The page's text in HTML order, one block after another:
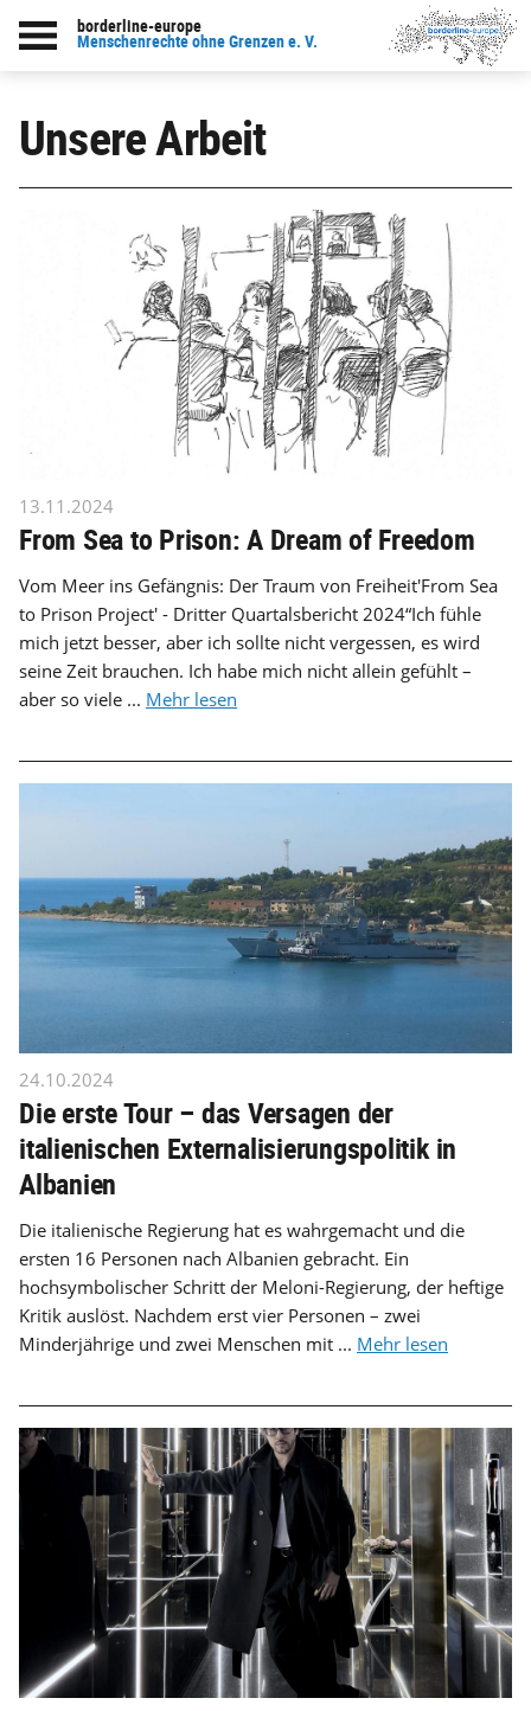
borderline-europe
Menschenrechte ohne Grenzen e. V.
Unsere Arbeit
13.11.2024
From Sea to Prison: A Dream of Freedom
Vom Meer ins Gefängnis: Der Traum von Freiheit'From Sea
to Prison Project' - Dritter Quartalsbericht 2024“Ich fühle
mich jetzt besser, aber ich sollte nicht vergessen, es wird
seine Zeit brauchen. Ich habe mich nicht allein gefühlt –
aber so viele ... Mehr lesen
24.10.2024
Die erste Tour – das Versagen der
italienischen Externalisierungspolitik in
Albanien
Die italienische Regierung hat es wahrgemacht und die
ersten 16 Personen nach Albanien gebracht. Ein
hochsymbolischer Schritt der Meloni-Regierung, der heftige
Kritik auslöst. Nachdem erst vier Personen – zwei
Minderjährige und zwei Menschen mit ... Mehr lesen